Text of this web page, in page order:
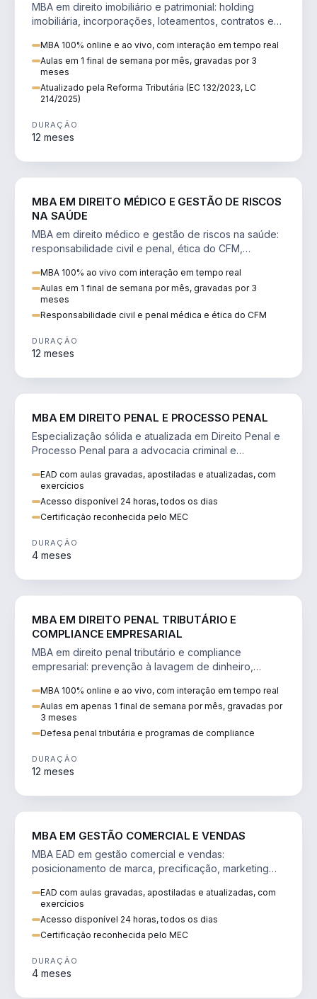
MBA em direito imobiliário e patrimonial: holding
imobiliária, incorporações, loteamentos, contratos e
MBA 100% online e ao vivo, com interação em tempo real
Aulas em 1 final de semana por mês, gravadas por 3
meses
Atualizado pela Reforma Tributária (EC 132/2023, LC
214/2025)
DURAÇÃO
12 meses
MBA EM DIREITO MÉDICO E GESTÃO DE RISCOS
NA SAÚDE
MBA em direito médico e gestão de riscos na saúde:
responsabilidade civil e penal, ética do CFM,
MBA 100% ao vivo com interação em tempo real
Aulas em 1 final de semana por mês, gravadas por 3
meses
Responsabilidade civil e penal médica e ética do CFM
DURAÇÃO
12 meses
MBA EM DIREITO PENAL E PROCESSO PENAL
Especialização sólida e atualizada em Direito Penal e
Processo Penal para a advocacia criminal e
EAD com aulas gravadas, apostiladas e atualizadas, com
exercícios
Acesso disponível 24 horas, todos os dias
Certificação reconhecida pelo MEC
DURAÇÃO
4 meses
MBA EM DIREITO PENAL TRIBUTÁRIO E
COMPLIANCE EMPRESARIAL
MBA em direito penal tributário e compliance
empresarial: prevenção à lavagem de dinheiro,
MBA 100% online e ao vivo, com interação em tempo real
Aulas em apenas 1 final de semana por mês, gravadas por
3 meses
Defesa penal tributária e programas de compliance
DURAÇÃO
12 meses
MBA EM GESTÃO COMERCIAL E VENDAS
MBA EAD em gestão comercial e vendas:
posicionamento de marca, precificação, marketing
EAD com aulas gravadas, apostiladas e atualizadas, com
exercícios
Acesso disponível 24 horas, todos os dias
Certificação reconhecida pelo MEC
DURAÇÃO
4 meses